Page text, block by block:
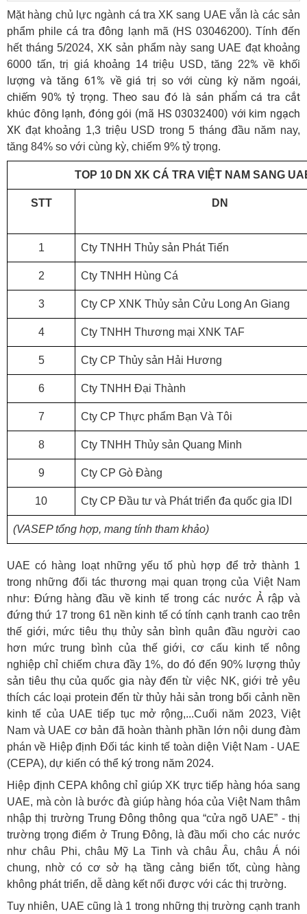
Mặt hàng chủ lực ngành cá tra XK sang UAE vẫn là các sản
phẩm phile cá tra đông lạnh mã (HS 03046200). Tính đến
hết tháng 5/2024, XK sản phẩm này sang UAE đạt khoảng
6000 tấn, trị giá khoảng 14 triệu USD, tăng 22% về khối
lượng và tăng 61% về giá trị so với cùng kỳ năm ngoái,
chiếm 90% tỷ trọng. Theo sau đó là sản phẩm cá tra cắt
khúc đông lạnh, đóng gói (mã HS 03032400) với kim ngạch
XK đạt khoảng 1,3 triệu USD trong 5 tháng đầu năm nay,
tăng 84% so với cùng kỳ, chiếm 9% tỷ trọng.
TOP 10 DN XK CÁ TRA VIỆT NAM SANG
STT D N
1 Cty TNHH Thủy sản Phát Tiến
2 Cty TNHH Hùng Cá
3 Cty CP XNK Thủy sản Cửu Long An Giang
4 Cty TNHH Thương mại XNK TAF
5 Cty CP Thủy sản Hải Hương
6 Cty TNHH Đại Thành
7 Cty CP Thực phẩm Bạn Và Tôi
8 Cty TNHH Thủy sản Quang Minh
9 Cty CP Gò Đàng
10 Cty CP Đầu tư và Phát triển đa quốc gia IDI
(VASEP tổng hợp, mang tính tham khảo)
UAE có hàng loạt những yếu tố phù hợp để trở thành 1
trong những đối tác thương mại quan trọng của Việt Nam
như: Đứng hàng đầu về kinh tế trong các nước Ả rập và
đứng thứ 17 trong 61 nền kinh tế có tính cạnh tranh cao trên
thế giới, mức tiêu thụ thủy sản bình quân đầu người cao
hơn mức trung bình của thế giới, cơ cấu kinh tế nông
nghiệp chỉ chiếm chưa đầy 1%, do đó đến 90% lượng thủy
sản tiêu thụ của quốc gia này đến từ việc NK, giới trẻ yêu
thích các loại protein đến từ thủy hải sản trong bối cảnh nền
kinh tế của UAE tiếp tục mở rộng,...Cuối năm 2023, Việt
Nam và UAE cơ bản đã hoàn thành phần lớn nội dung đàm
phán về Hiệp định Đối tác kinh tế toàn diện Việt Nam - UAE
(CEPA), dự kiến có thể ký trong năm 2024.
Hiệp định CEPA không chỉ giúp XK trực tiếp hàng hóa sang
UAE, mà còn là bước đà giúp hàng hóa của Việt Nam thâm
nhập thị trường Trung Đông thông qua “cửa ngõ UAE” - thị
trường trọng điểm ở Trung Đông, là đầu mối cho các nước
như châu Phi, châu Mỹ La Tinh và châu Âu, châu Á nói
chung, nhờ có cơ sở hạ tầng cảng biển tốt, cùng hàng
không phát triển, dễ dàng kết nối được với các thị trường.
Tuy nhiên, UAE cũng là 1 trong những thị trường cạnh tranh